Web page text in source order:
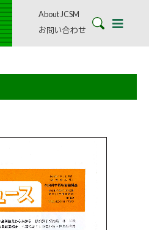
About JCSM
お問い合わせ